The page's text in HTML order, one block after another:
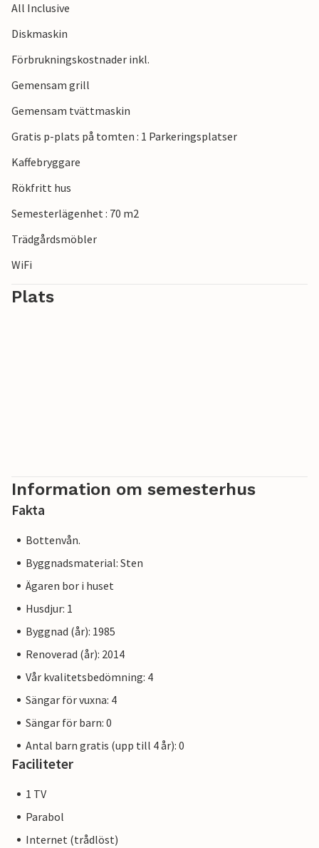
All Inclusive
Diskmaskin
Förbrukningskostnader inkl.
Gemensam grill
Gemensam tvättmaskin
Gratis p-plats på tomten : 1 Parkeringsplatser
Kaffebryggare
Rökfritt hus
Semesterlägenhet : 70 m2
Trädgårdsmöbler
WiFi
Plats
Information om semesterhus
Fakta
Bottenvån.
Byggnadsmaterial: Sten
Ägaren bor i huset
Husdjur: 1
Byggnad (år): 1985
Renoverad (år): 2014
Vår kvalitetsbedömning: 4
Sängar för vuxna: 4
Sängar för barn: 0
Antal barn gratis (upp till 4 år): 0
Faciliteter
1 TV
Parabol
Internet (trådlöst)